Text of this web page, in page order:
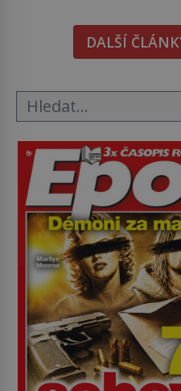
pověsil Napoleon?
Bonaparte (1769–1821)
tak si ji ještě jako první
DALŠÍ